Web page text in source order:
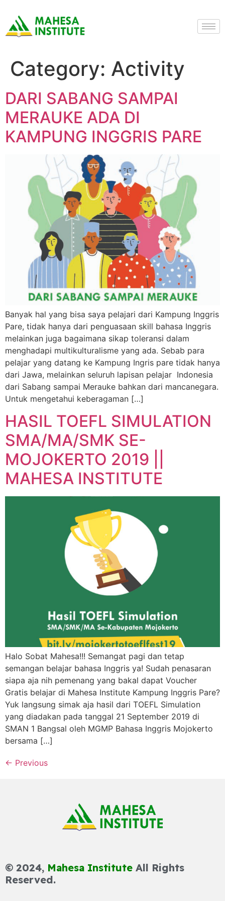
Category: Activity
DARI SABANG SAMPAI
MERAUKE ADA DI
KAMPUNG INGGRIS PARE
Banyak hal yang bisa saya pelajari dari Kampung Inggris
Pare, tidak hanya dari penguasaan skill bahasa Inggris
melainkan juga bagaimana sikap toleransi dalam
menghadapi multikulturalisme yang ada. Sebab para
pelajar yang datang ke Kampung Ingris pare tidak hanya
dari Jawa, melainkan seluruh lapisan pelajar Indonesia
dari Sabang sampai Merauke bahkan dari mancanegara.
Untuk mengetahui keberagaman […]
HASIL TOEFL SIMULATION
SMA/MA/SMK SE-
MOJOKERTO 2019 ||
MAHESA INSTITUTE
Halo Sobat Mahesa!!! Semangat pagi dan tetap
semangan belajar bahasa Inggris ya! Sudah penasaran
siapa aja nih pemenang yang bakal dapat Voucher
Gratis belajar di Mahesa Institute Kampung Inggris Pare?
Yuk langsung simak aja hasil dari TOEFL Simulation
yang diadakan pada tanggal 21 September 2019 di
SMAN 1 Bangsal oleh MGMP Bahasa Inggris Mojokerto
bersama […]
← Previous
© 2024, Mahesa Institute All Rights
Reserved.